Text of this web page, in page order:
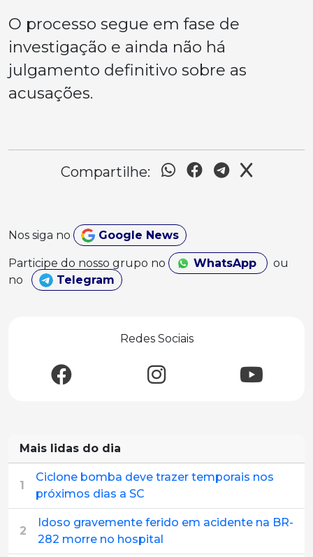
O processo segue em fase de
investigação e ainda não há
julgamento definitivo sobre as
acusações.
Compartilhe:
Nos siga no Google News
Participe do nosso grupo no WhatsApp
ou
no
Telegram
Redes Sociais
Mais lidas do dia
1
Ciclone bomba deve trazer temporais nos
próximos dias a SC
2
Idoso gravemente ferido em acidente na BR-
282 morre no hospital